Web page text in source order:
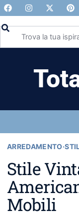
ARREDAMENTO·
Stile
Mobili